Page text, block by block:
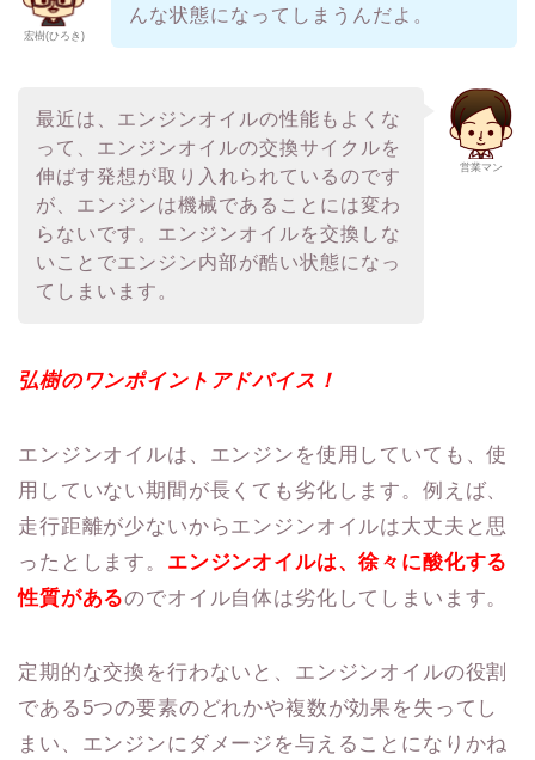
宏樹(ひろき)
んな状態になってしまうんだよ。
営業マン
最近は、エンジンオイルの性能もよくな
って、エンジンオイルの交換サイクルを
伸ばす発想が取り入れられているのです
が、エンジンは機械であることには変わ
らないです。エンジンオイルを交換しな
いことでエンジン内部が酷い状態になっ
てしまいます。
弘樹のワンポイントアドバイス！
エンジンオイルは、エンジンを使用していても、使
用していない期間が長くても劣化します。例えば、
走行距離が少ないからエンジンオイルは大丈夫と思
ったとします。 エンジンオイルは、徐々に酸化する
性質があるのでオイル自体は劣化してしまいます。
定期的な交換を行わないと、エンジンオイルの役割
である5つの要素のどれかや複数が効果を失ってし
まい、エンジンにダメージを与えることになりかね